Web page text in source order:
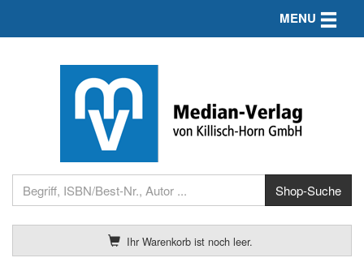
Ihr Warenkorb ist noch leer.
MENU Toggle